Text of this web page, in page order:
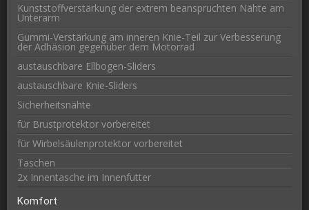
Kunststoffverstärkung der extrem beanspruchten Nähte am
Unterarm
Gummi-Verstärkung am inneren Knie-Teil zur Verbesserung
der Adhäsion gegenüber dem Motorrad
austauschbare Ellbogen-Sliders
austauschbare Knie-Sliders
Sicherheitsnähte
für Brustprotektor vorbereitet
für Wirbelsäulenprotektor vorbereitet
Taschen
2x Innentasche im Innenfutter
Komfort